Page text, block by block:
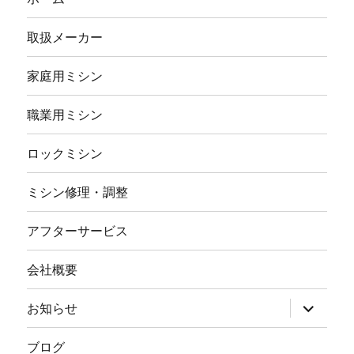
取扱メーカー
家庭用ミシン
職業用ミシン
ロックミシン
ミシン修理・調整
アフターサービス
会社概要
お知らせ
ブ
メ
ブログ